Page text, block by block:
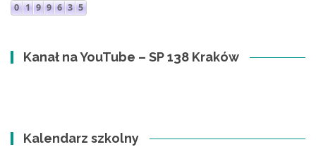
Kanał na YouTube – SP 138 Kraków
Kalendarz szkolny